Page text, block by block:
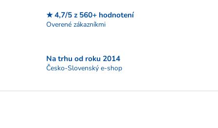
ý
p
★ 4,7/5 z 560+ hodnotení
Overené zákazníkmi
Na trhu od roku 2014
Česko-Slovenský e-shop
Z